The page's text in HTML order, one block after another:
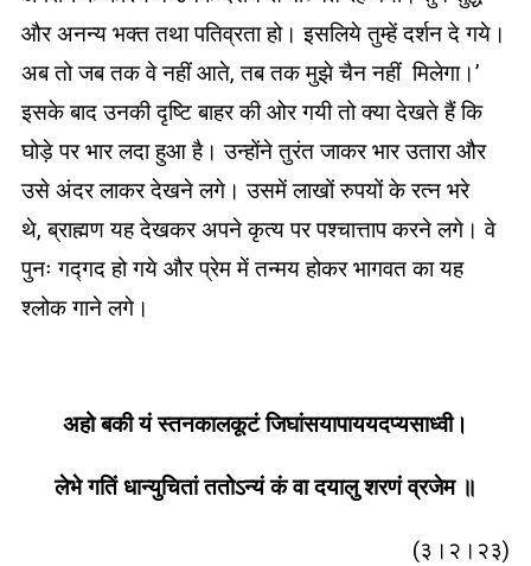
और अनन्य भक्त तथा पतिव्रता हो। इसलिये तुम्हें दर्शन दे गये।
अब तो जब तक वे नहीं आते, तब तक मुझे चैन नहीं मिलेगा।’
इसके बाद उनकी दृष्टि बाहर की ओर गयी तो क्या देखते हैं कि
घोड़े पर भार लदा हुआ है। उन्होंने तुरंत जाकर भार उतारा और
उसे अंदर लाकर देखने लगे। उसमें लाखों रुपयों के रत्न भरे
थे, ब्राह्मण यह देखकर अपने कृत्य पर पश्चात्ताप करने लगे। वे
पुनः गद्गद हो गये और प्रेम में तन्मय होकर भागवत का यह
श्लोक गाने लगे।
अहो बकी यं स्तनकालकूटं जिघांसयापाययदप्यसाध्वी।
लेभे गतिं धान्युचितां ततोऽन्यं कं वा दयालु शरणं व्रजेम ॥
(३।२।२३)